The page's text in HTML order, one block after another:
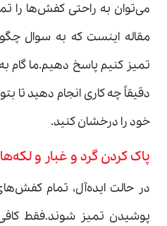
می‌توان به راحتی کفش‌ها را
مقاله اینست که به سوال
تمیز کنیم پاسخ دهیم.ما گام
دقیقاً چه کاری انجام دهید تا
خود را درخشان کنید.
پاک کردن گرد و غبار و
در حالت ایده‌آل، تمام
پوشیدن تمیز شوند.فقط